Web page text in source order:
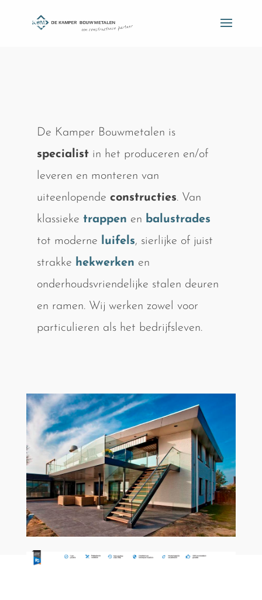
De Kamper Bouwmetalen is
specialistin het produceren en/of
leveren en monteren van
uiteenlopende constructies. Van
klassieke trappen en balustrades
tot moderne luifels, sierlijke of juist
strakke hekwerken en
onderhoudsvriendelijke stalen deuren
en ramen. Wij werken zowel voor
particulieren als het bedrijfsleven.